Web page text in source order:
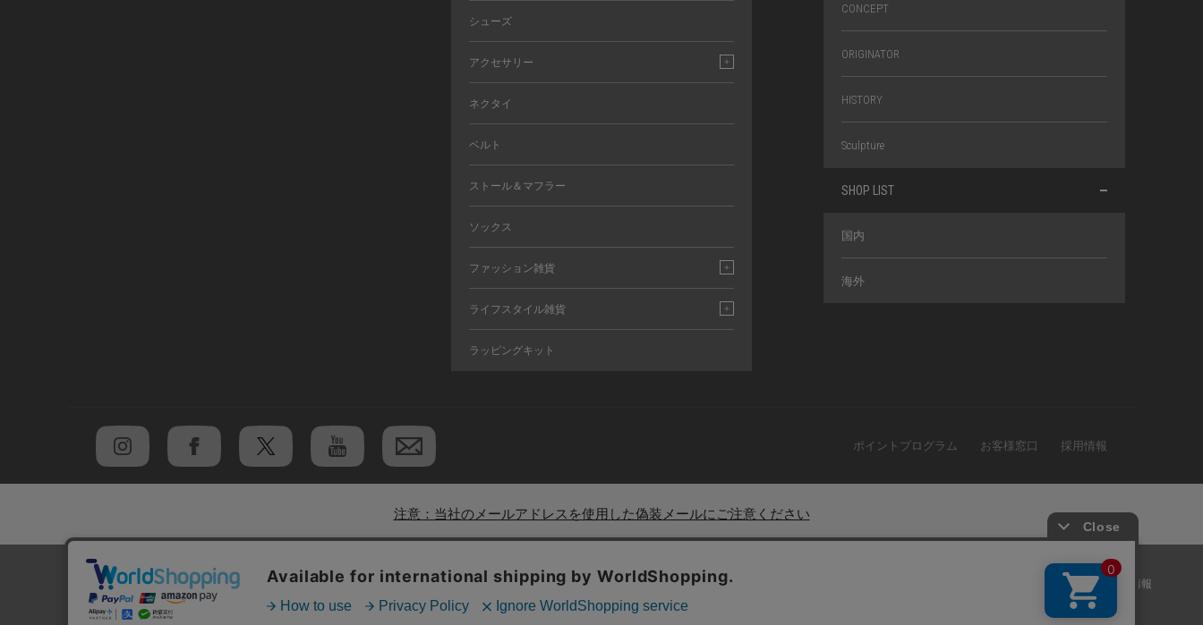
シューズ
アクセサリー
ネクタイ
ベルト
ストール＆マフラー
ソックス
ファッション雑貨
ライフスタイル雑貨
ラッピングキット
CONCEPT
ORIGINATOR
HISTORY
Sculpture
SHOP LIST
国内
海外
ポイントプログラム お客様窓口 採用情報
注意：当社のメールアドレスを使用した偽装メールにご注意ください
初めての方へ | ご利用案内・お問い合わせ ブランド一覧 | 店舗検索 | 企業情報 株主優待制度 | 利用規約 | サイトポリシー 特定商取引法に基づく表記 | 採用情報